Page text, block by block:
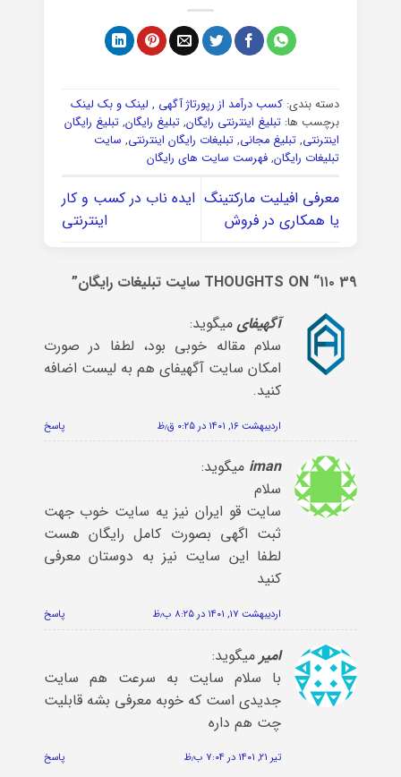
دسته بندی: کسب درآمد از رپورتاژ آگهی , لینک و بک لینک
برچسب ها: تبلیغ اینترنتی رایگان, تبلیغ رایگان, تبلیغ رایگان
اینترنتی, تبلیغ مجانی, تبلیغات رایگان اینترنتی, سایت
تبلیغات رایگان, فهرست سایت های رایگان
معرفی افیلیت مارکتینگ
یا همکاری در فروش
ایده ناب در کسب و کار
اینترنتی
39 THOUGHTS ON “ ۱۱۰ سایت تبلیغات رایگان
”
آگهیفای میگوید:
سلام مقاله خوبی بود، لطفا در صورت
امکان سایت آگهیفای هم به لیست اضافه
کنید.
اردیبهشت ۱۶, ۱۴۰۱ در ۰:۲۵ ق٫ظ پاسخ
iman میگوید:
سلام
سایت قو ایران نیز یه سایت خوب جهت
ثبت اگهی بصورت کامل رایگان هست
لطفا این سایت نیز به دوستان معرفی
کنید
اردیبهشت ۱۷, ۱۴۰۱ در ۸:۲۵ ب٫ظ پاسخ
امیر میگوید:
با سلام سایت به سرعت هم سایت
جدیدی است که خوبه معرفی بشه قابلیت
چت هم داره
تیر ۲۱, ۱۴۰۱ در ۷:۰۴ ب٫ظ پاسخ